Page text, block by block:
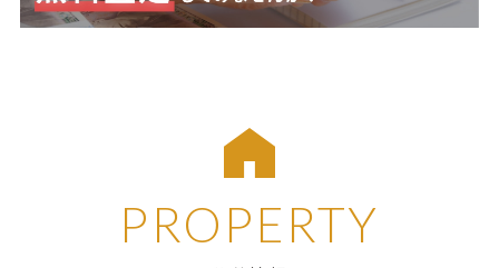
PROPERTY